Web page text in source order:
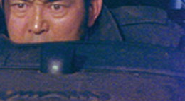
loading...